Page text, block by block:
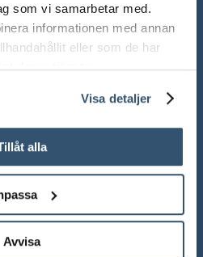
som vi samarbetar med.
informationen med annan
eller som de har
deras tjänster.
Visa detaljer
alla
Avvisa